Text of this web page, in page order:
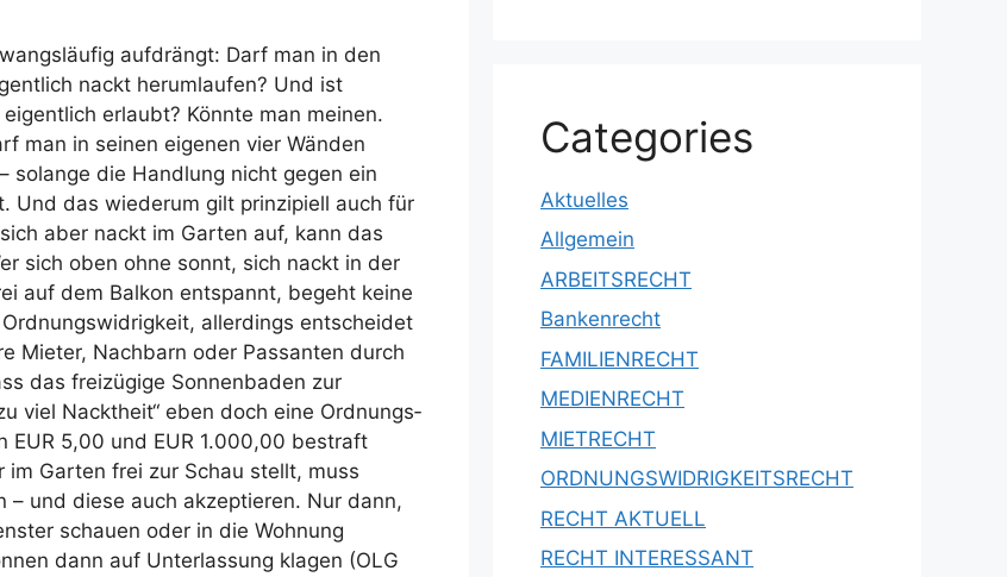
aufdrängt: Darf man in den
nackt herumlaufen? Und ist
erlaubt? Könnte man meinen.
man in seinen eigenen vier Wänden
solange die Handlung nicht gegen ein
Und das wiederum gilt prinzipiell auch für
aber nackt im Garten auf, kann das
sich oben ohne sonnt, sich nackt in der
auf dem Balkon entspannt, begeht keine
allerdings entscheidet
Mieter, Nachbarn oder Passanten durch
das freizügige Sonnenbaden zur
viel Nacktheit“ eben doch eine Ordnungs­
5,00 und EUR 1.000,00 bestraft
Garten frei zur Schau stellt, muss
– und diese auch akzeptieren. Nur dann,
schauen oder in die Wohnung
dann auf Unterlassung klagen (OLG
Categories
Aktuelles
Allgemein
ARBEITSRECHT
Bankenrecht
FAMILIENRECHT
MEDIENRECHT
MIETRECHT
ORDNUNGSWIDRIGKEITSRECHT
RECHT AKTUELL
RECHT INTERESSANT